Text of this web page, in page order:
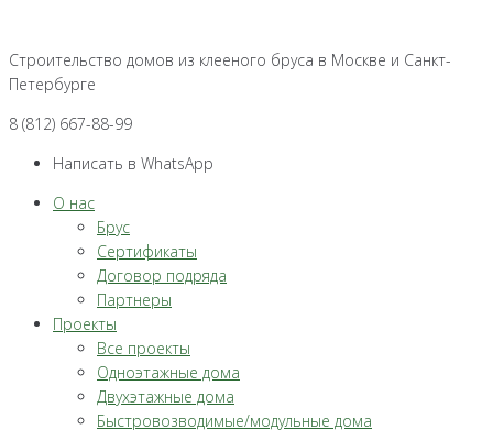
контенту
Строительство домов из клееного бруса в Москве и Санкт-
Петербурге
8 (812) 667-88-99
Написать в WhatsApp
О нас
Брус
Сертификаты
Договор подряда
Партнеры
Проекты
Все проекты
Одноэтажные дома
Двухэтажные дома
Быстровозводимые/модульные дома